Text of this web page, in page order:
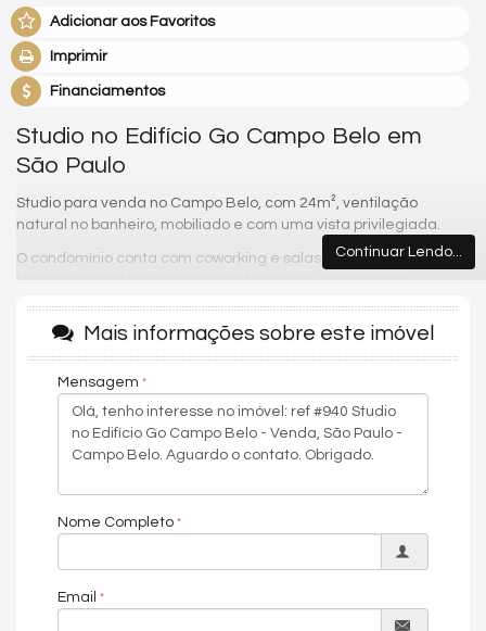
Adicionar aos Favoritos
Imprimir
Financiamentos
Studio no Edifício Go Campo Belo em
São Paulo
Studio para venda no Campo Belo, com 24m², ventilação
natural no banheiro, mobiliado e com uma vista privilegiada.
O condomínio conta com coworking e salas de reunião com wifi,
lavanderia coletiva, mini mercado, piscina, academia e
O apartamento fica localizado no melhor do Campo Belo, uma
diversos pontos da cidade. O bairro por si só é repleto de
comércios locais, padarias, supermercados e restaurantes.
Próximo das principais vias e acesso como Jornalista Roberto
Marinho e Vereador José Diniz.
Condições de pagamento: À vista ou financiamento. Agende
uma visita e vivencie uma experiência única!
Características do Imóvel
Ar Condicionado
Móveis Planejados
Continuar Lendo...
Mais informações sobre este imóvel
Mensagem
Nome Completo
Email